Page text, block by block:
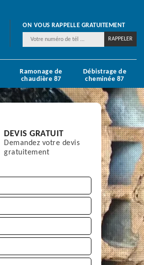
ON VOUS RAPPELLE GRATUITEMENT
Ramonage de
chaudière 87
Débistrage de
cheminée 87
DEVIS GRATUIT
Demandez votre devis
gratuitement